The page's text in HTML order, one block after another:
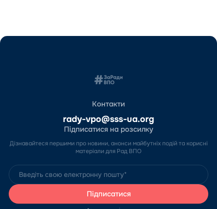
Контакти
rady-vpo@sss-ua.org
Підписатися на розсилку
Дізнавайтеся першими про новини, анонси майбутніх подій та корисні
матеріали для Рад ВПО